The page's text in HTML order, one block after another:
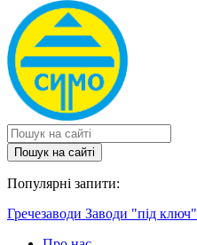
Пошук на сайтi
Популярні запити:
Гречезаводи Заводи "під ключ"